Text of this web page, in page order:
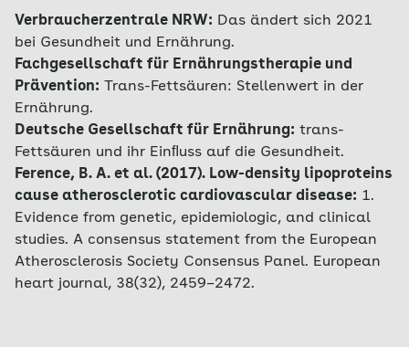
Verbraucherzentrale NRW: Das ändert sich 2021
bei Gesundheit und Ernährung.
Fachgesellschaft für Ernährungstherapie und
Prävention: Trans-Fettsäuren: Stellenwert in der
Ernährung.
Deutsche Gesellschaft für Ernährung: trans-
Fettsäuren und ihr Einﬂuss auf die Gesundheit.
Ference, B. A. et al. (2017). Low-density lipoproteins
cause atherosclerotic cardiovascular disease: 1.
Evidence from genetic, epidemiologic, and clinical
studies. A consensus statement from the European
Atherosclerosis Society Consensus Panel. European
heart journal, 38(32), 2459–2472.